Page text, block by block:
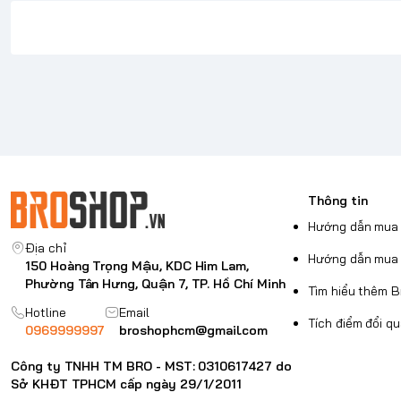
Chúng tôi thiết kế Balo chống trộm ClickPack nhằm kết
Địa chỉ
150 Hoàng Trọng Mậu, KDC Him Lam,
Phường Tân Hưng, Quận 7, TP. Hồ Chí Minh
Hotline
0969999997
Email
broshophcm@gmail.com
Công ty TNHH TM BRO - MST: 0310617427 do
Sở KHĐT TPHCM cấp ngày 29/1/2011
Thông tin
Hướng dẫn
Hướng dẫn
Tìm hiểu thêm
Tích điểm đổi